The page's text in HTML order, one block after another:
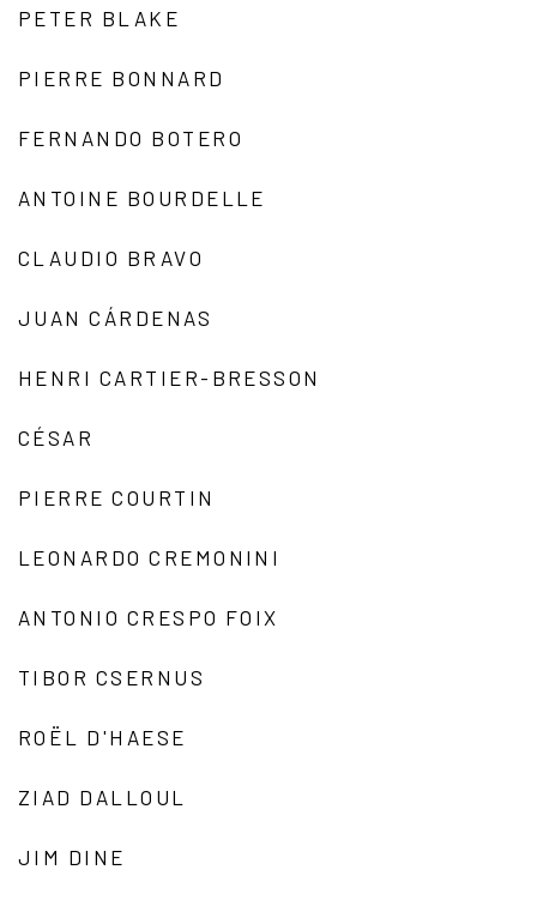
PETER BLAKE
PIERRE BONNARD
FERNANDO BOTERO
ANTOINE BOURDELLE
CLAUDIO BRAVO
JUAN CÁRDENAS
HENRI CARTIER-BRESSON
CÉSAR
PIERRE COURTIN
LEONARDO CREMONINI
ANTONIO CRESPO FOIX
TIBOR CSERNUS
ROËL D'HAESE
ZIAD DALLOUL
JIM DINE